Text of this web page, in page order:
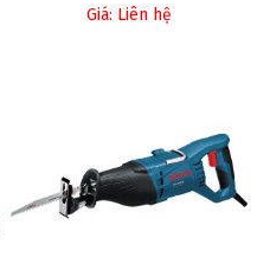
Giá: Liên hệ